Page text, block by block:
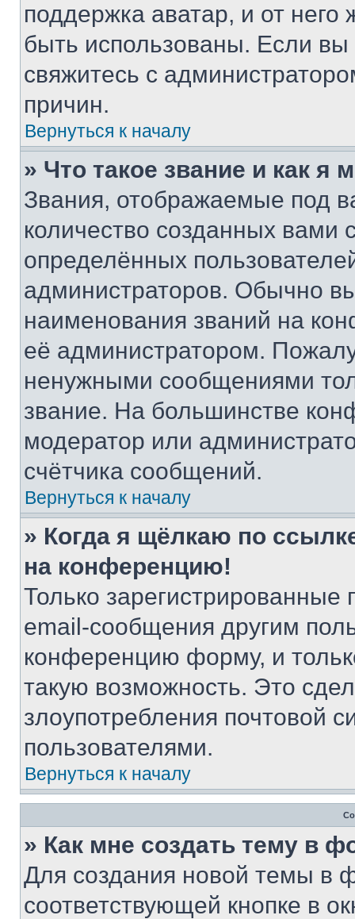
поддержка аватар, и от него
быть использованы. Если
свяжитесь с
причин.
Вернуться к началу
» Что такое звание и как я
Звания, отображаемые под
количество созданных
определённых
администраторов. Обычно
наименования званий на
её администратором.
ненужными сообщениями
звание. На большинстве
модератор или
счётчика сообщений.
Вернуться к началу
» Когда я щёлкаю по
на конференцию!
Только зарегистрированные
email-сообщения другим
конференцию форму, и
такую возможность. Это
злоупотребления почтовой
пользователями.
Вернуться к началу
» Как мне создать тему в
Для создания новой темы в
соответствующей кнопке в